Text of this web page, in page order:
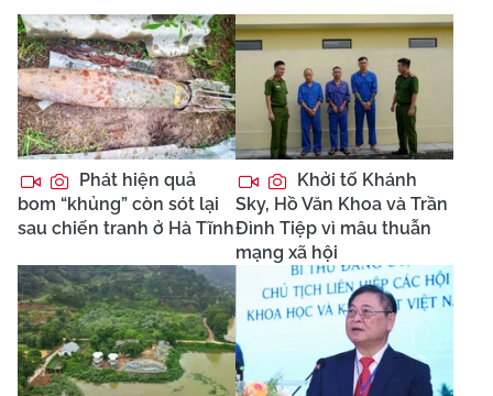
Phát hiện quả
bom “khủng” còn sót lại
sau chiến tranh ở Hà Tĩnh
Khởi tố Khánh
Sky, Hồ Văn Khoa và Trần
Đình Tiệp vì mâu thuẫn
mạng xã hội